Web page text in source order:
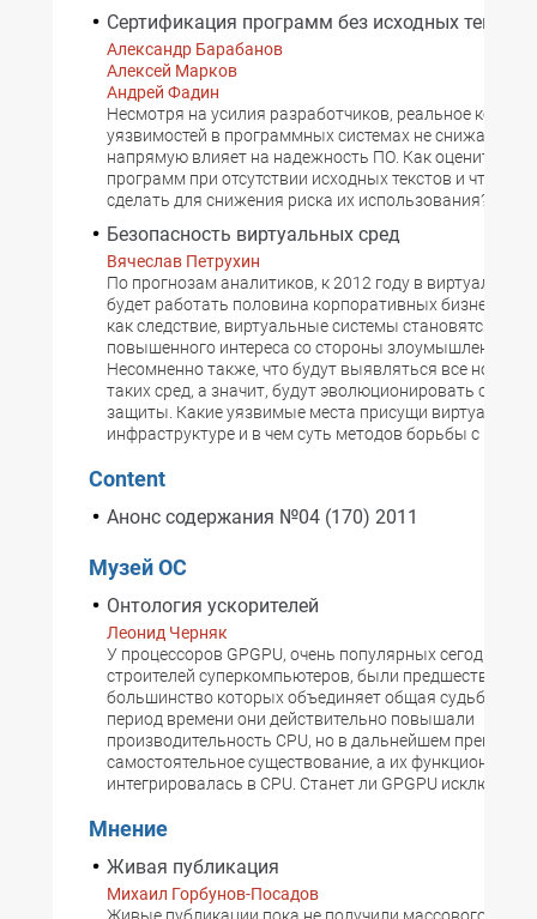
Сертификация программ без исходных текстов
Александр Барабанов
Алексей Марков
Андрей Фадин
Несмотря на усилия разработчиков, реальное
уязвимостей в программных системах не снижается,
напрямую влияет на надежность ПО. Как оценить
программ при отсутствии исходных текстов и что
сделать для снижения риска их использования?
Безопасность виртуальных сред
Вячеслав Петрухин
По прогнозам аналитиков, к 2012 году в виртуальных
будет работать половина корпоративных бизнес-
как следствие, виртуальные системы становятся
повышенного интереса со стороны
Несомненно также, что будут выявляться все новые
таких сред, а значит, будут эволюционировать
защиты. Какие уязвимые места присущи виртуальной
инфраструктуре и в чем суть методов борьбы с ними?
Content
Анонс содержания №04 (170) 2011
Музей ОС
Онтология ускорителей
Леонид Черняк
У процессоров GPGPU, очень популярных сегодня в
строителей суперкомпьютеров, были
большинство которых объединяет общая судьба -- на
период времени они действительно повышали
производительность CPU, но в дальнейшем
самостоятельное существование, а их
интегрировалась в CPU. Станет ли GPGPU
Мнение
Живая публикация
Михаил Горбунов-Посадов